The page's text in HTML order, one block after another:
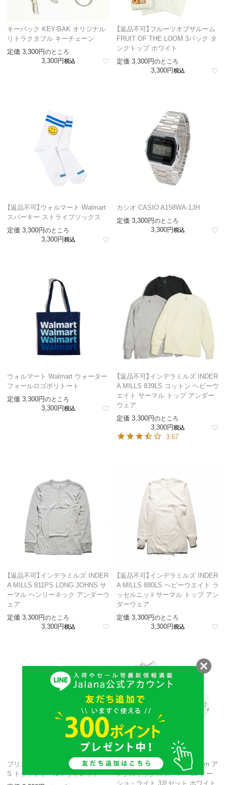
キーバック KEY-BAK オリジナル
リトラクタブル キーチェーン
定価 3,300 のところ
3,300 税込
【返品不可】フルーツオブザルーム
FRUIT OF THE LOOM 3パック タ
ンクトップ ホワイト
定価 3,300 のところ
3,300 税込
【返品不可】ウォルマート Walmart
スパーキー ストライプソックス
定価 3,300 のところ
3,300 税込
カシオ CASIO A158WA-1JH
定価 3,300 のところ
3,300 税込
ウォルマート Walmart ウォーター
フォールロゴポリトート
定価 3,300 のところ
3,300 税込
【返品不可】インデラミルズ INDER
A MILLS 839LS コットン ヘビーウ
エイト サーマル トップ アンダー
ウェア
定価 3,300 のところ
3,300 税込
3.67
【返品不可】インデラミルズ INDER
A MILLS 811PS LONG JOHNS サ
ーマル ヘンリーネック アンダーウ
ェア
定価 3,300 のところ
3,300 税込
【返品不可】インデラミルズ INDER
A MILLS 880LS ヘビーウエイト ラ
ッセルニットサーマル トップ アン
ダーウェア
定価 3,300 のところ
3,300 税込
プリズンブルース PRISON BLUE
S トライフォールドウォレット
【返品不可】ウィグワム Wigwam ア
ンクルソックス スーパー60 ノー
ショ－ライト 3足セット ホワイト